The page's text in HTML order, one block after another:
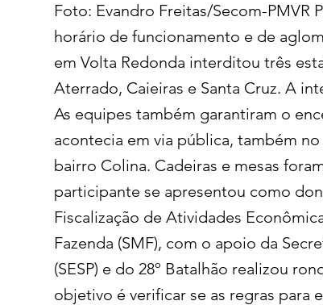
Foto: Evandro Freitas/Secom-
horário de funcionamento e de
em Volta Redonda interditou três
Aterrado, Caieiras e Santa Cruz. A
As equipes também garantiram o
acontecia em via pública, também
bairro Colina. Cadeiras e mesas
participante se apresentou como
Fiscalização de Atividades
Fazenda (SMF), com o apoio da
(SESP) e do 28º Batalhão realizou
objetivo é verificar se as regras para